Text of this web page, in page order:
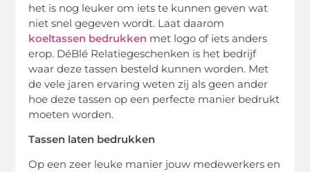
het is nog leuker om iets te kunnen geven wat
niet snel gegeven wordt. Laat daarom
koeltassen bedrukken met logo of iets anders
erop. DéBlé Relatiegeschenken is het bedrijf
waar deze tassen besteld kunnen worden. Met
de vele jaren ervaring weten zij als geen ander
hoe deze tassen op een perfecte manier bedrukt
moeten worden.
Tassen laten bedrukken
Op een zeer leuke manier jouw medewerkers en